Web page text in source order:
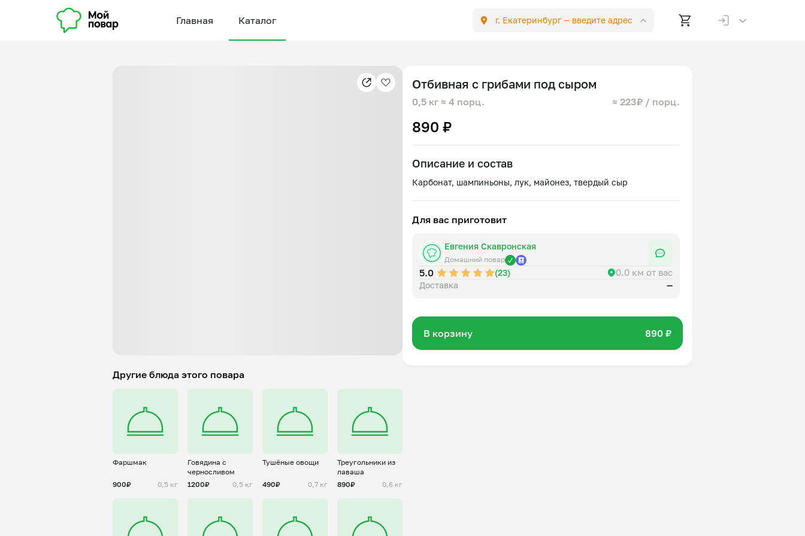
Главная Каталог г. Екатеринбург — введите адрес
Другие блюда этого повара
Фаршмак
900₽ 0,5 кг
Говядина с
черносливом
1200₽
0,5 кг
Тушёные овощи
490₽ 0,7 кг
Треугольники из
лаваша
890₽
0,6 кг
Отбивная с грибами под сыром
0,5 кг ≈ 4 порц. ≈ 223₽ / порц.
890 ₽
Описание и состав
Для вас приготовит
Евгения Скавронская
Домашний повар
5.0 (23) 0.0 км от вас
Доставка —
В корзину 890 ₽